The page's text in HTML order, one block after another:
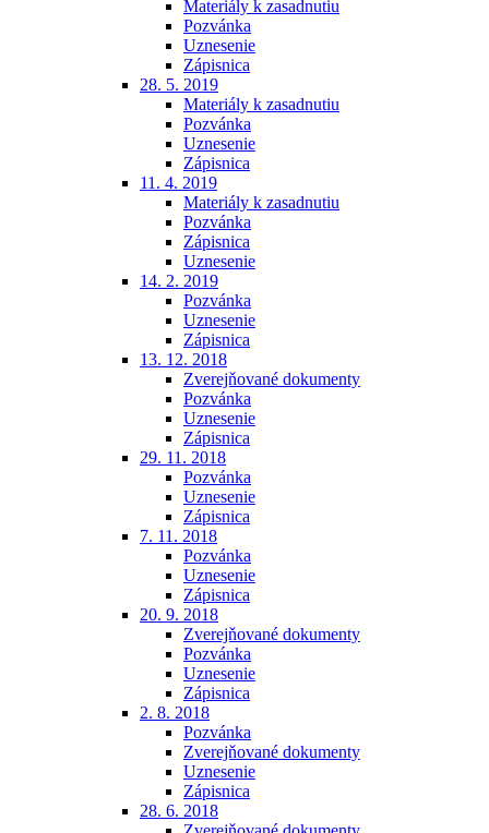
Materiály k zasadnutiu
Pozvánka
Uznesenie
Zápisnica
28. 5. 2019
Materiály k zasadnutiu
Pozvánka
Uznesenie
Zápisnica
11. 4. 2019
Materiály k zasadnutiu
Pozvánka
Zápisnica
Uznesenie
14. 2. 2019
Pozvánka
Uznesenie
Zápisnica
13. 12. 2018
Zverejňované dokumenty
Pozvánka
Uznesenie
Zápisnica
29. 11. 2018
Pozvánka
Uznesenie
Zápisnica
7. 11. 2018
Pozvánka
Uznesenie
Zápisnica
20. 9. 2018
Zverejňované dokumenty
Pozvánka
Uznesenie
Zápisnica
2. 8. 2018
Pozvánka
Zverejňované dokumenty
Uznesenie
Zápisnica
28. 6. 2018